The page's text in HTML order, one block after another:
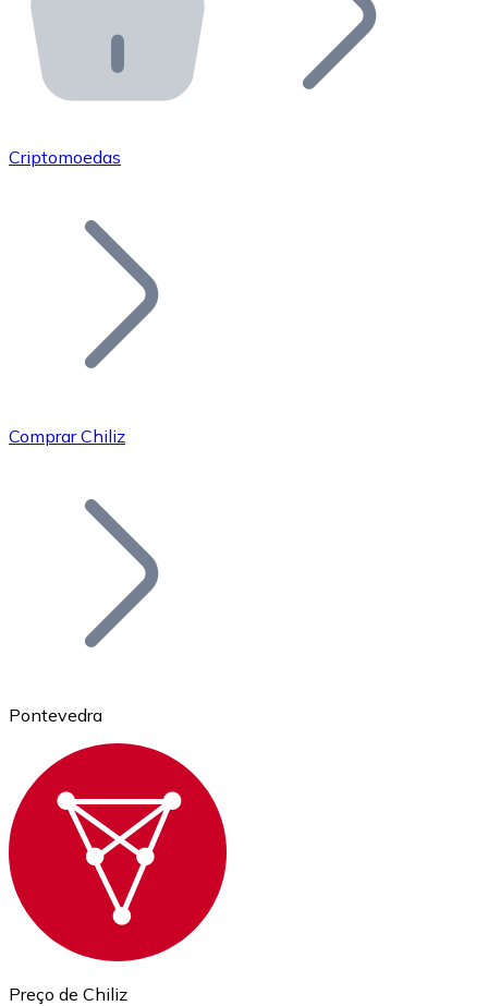
API Bitnovo
Integre nossa API no seu ecossistema.
Junte-se à nossa rede de revendedores e comercialize
Adicione o token do seu projeto ao nosso serviço de
Bitcoin
Ethereum
ETH
Criptomoedas
Comprar Chiliz
Pontevedra
Preço de Chiliz